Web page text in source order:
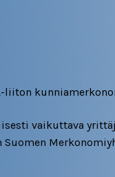
liiton
vaikuttava